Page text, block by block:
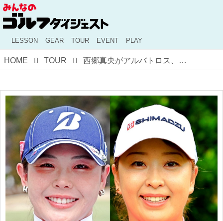
LESSON GEAR TOUR EVENT PLAY
HOME TOUR 西郷真央がアルバトロス、吉田優利がホールインワン! 同日に起こる確率は?【ショップライトLPGAクラシック2日目】